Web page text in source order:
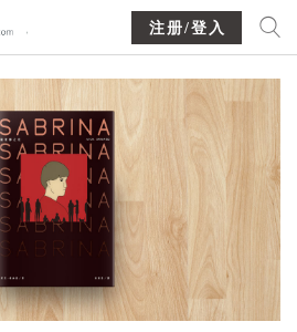
注册/登入